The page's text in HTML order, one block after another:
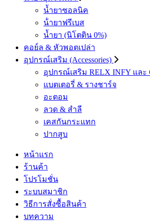
น้ำยาซอลนิค
น้ํายาฟรีเบส
น้ำยา (นิโตติน 0%)
คอย์ล & หัวพอตเปล่า
อุปกรณ์เสริม (Accessories)
อุปกรณ์เสริม RELX INFY และ
แบตเตอรี่ & รางชาร์จ
อะตอม
ลวด ​& สำลี
เคสกันกระแทก
ปากสูบ
หน้าแรก
ร้านค้า
โปรโมชั่น
ระบบสมาชิก
วิธีการสั่งซื้อสินค้า
บทความ